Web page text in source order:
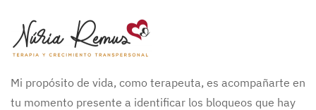
Mi propósito de vida, como terapeuta, es acompañarte en
tu momento presente a identificar los bloqueos que hay